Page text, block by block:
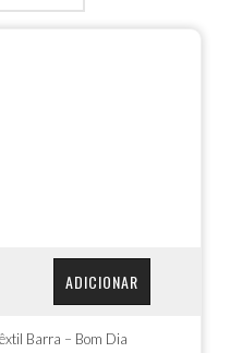
ADICIONAR
Barra – Bom Dia